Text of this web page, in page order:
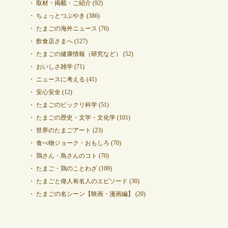
取材・掲載・ご紹介(92)
ちょっとつぶやき (386)
たまごの海外ニュース (76)
飲食店さまへ(127)
たまごの健康情報（研究など）
(52)
おいしさ雑学(71)
ニュースに考える (41)
安心安全(12)
たまごのビックリ科学(51)
たまごの歴史・文学・文化学(101)
世界のたまごアート (23)
食べ物ジョーク・おもしろ (70)
鶏さん・鳥さんのコト (70)
たまご・鶏のことわざ(109)
たまごと偉人有名人のエピソード (30)
たまごの名シーン【映画・漫画編】
(20)